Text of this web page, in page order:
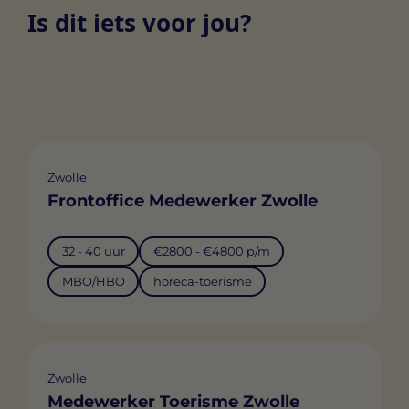
Is dit iets voor jou?
Zwolle
Frontoffice Medewerker Zwolle
32 - 40 uur €2800 - €4800 p/m
MBO/HBO horeca-toerisme
Zwolle
Medewerker Toerisme Zwolle